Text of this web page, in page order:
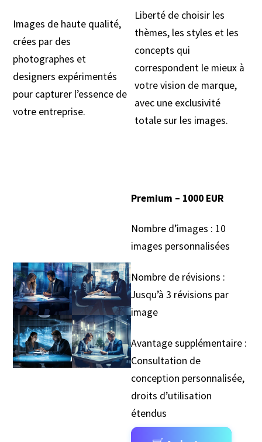
Images de haute qualité,
crées par des
photographes et
designers expérimentés
pour capturer l’essence de
votre entreprise.
Liberté de choisir les
thèmes, les styles et les
concepts qui
correspondent le mieux à
votre vision de marque,
avec une exclusivité
totale sur les images.
Premium – 1000 EUR
Nombre d’images : 10
images personnalisées
Nombre de révisions :
Jusqu’à 3 révisions par
image
Avantage supplémentaire :
Consultation de
conception personnalisée,
droits d’utilisation
étendus